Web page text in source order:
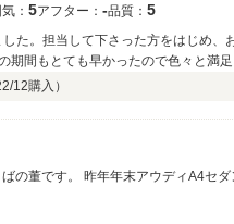
： 5アフター： ‐品質： 5
た。担当して下さった方をはじめ
期間もとても早かったので色々と満
かあればすぐに相談させていただこ
12購入）